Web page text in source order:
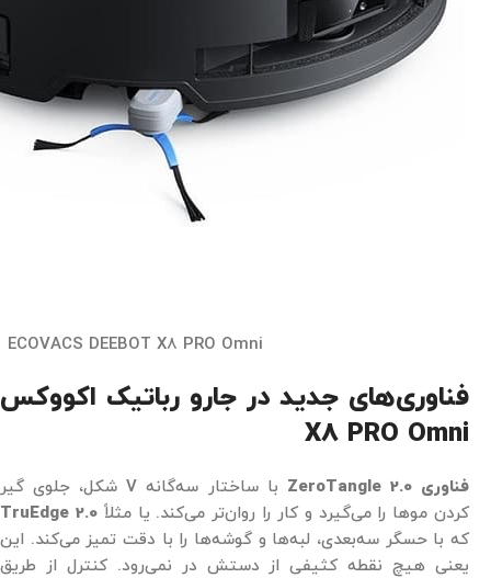
ECOVACS DEEBOT X8 PRO Omni
فناوری‌های جدید در جارو رباتیک اکووکس
X8 PRO Omni
فناوریZeroTangle 2.0
با ساختار سه‌گانه V شکل، جلوی گیر
کردن موها را می‌گیرد و کار را روان‌تر می‌کند. یا مثلاًTruEdge 2.0
که با حسگر سه‌بعدی، لبه‌ها و گوشه‌ها را با دقت تمیز می‌کند. این
یعنی هیچ نقطه کثیفی از دستش در نمی‌رود. کنترل از طریق